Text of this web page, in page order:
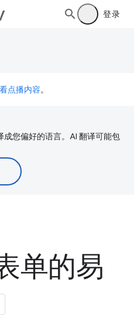
登录
点播内容。
您偏好的语言。AI 翻译可能包
单的易